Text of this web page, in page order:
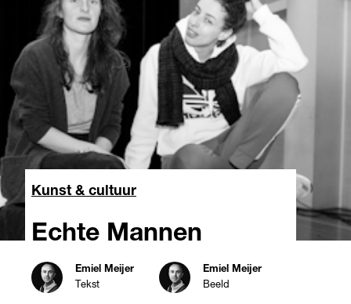
Kunst & cultuur
Échte Mannen
Emiel Meijer
Tekst
Emiel Meijer
Beeld